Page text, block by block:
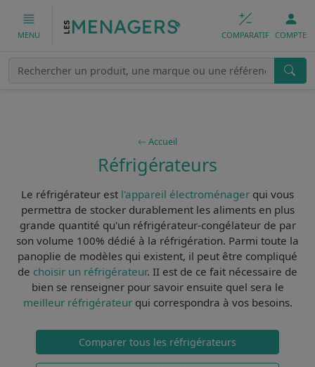
MENU COMPARATIF COMPTE
Accueil
Réfrigérateurs
Le réfrigérateur est l'appareil électroménager qui vous
permettra de stocker durablement les aliments en plus
grande quantité qu'un réfrigérateur-congélateur de par
son volume 100% dédié à la réfrigération. Parmi toute la
panoplie de modèles qui existent, il peut être compliqué
de choisir un réfrigérateur. II est de ce fait nécessaire de
bien se renseignerpour savoir ensuite quel sera le
meilleur réfrigérateurqui correspondra à vos besoins.
Comparer tous les réfrigérateurs